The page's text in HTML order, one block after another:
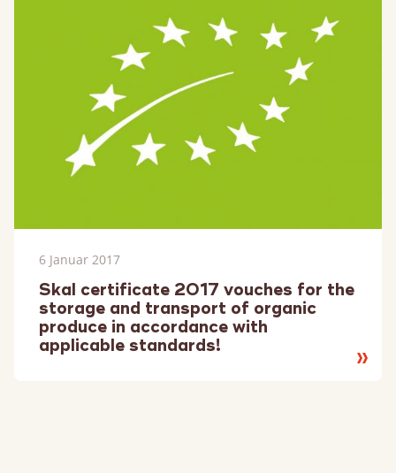
6 Januar 2017
Skal certificate 2017 vouches for the
storage and transport of organic
produce in accordance with
applicable standards!
Lesen